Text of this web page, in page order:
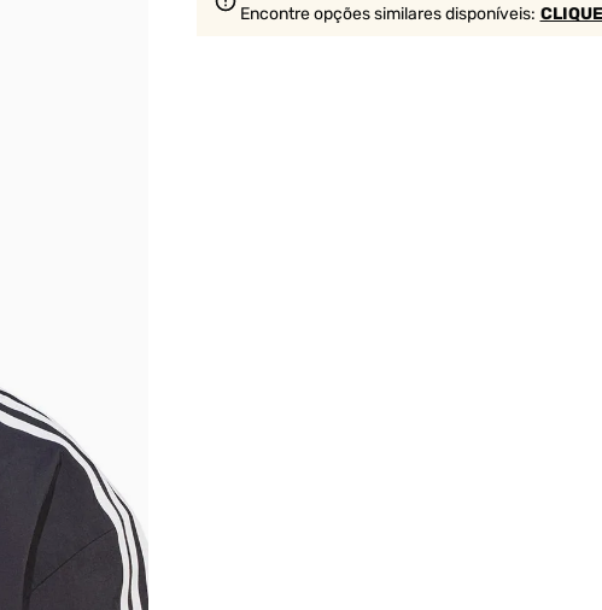
Encontre opções similaresdisponíveis: